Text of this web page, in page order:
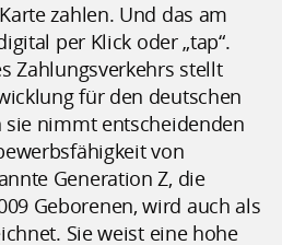
zahlen. Und das am
per Klick oder „tap“.
Zahlungsverkehrs stellt
für den deutschen
nimmt entscheidenden
von
Generation Z, die
Geborenen, wird auch als
Sie weist eine hohe